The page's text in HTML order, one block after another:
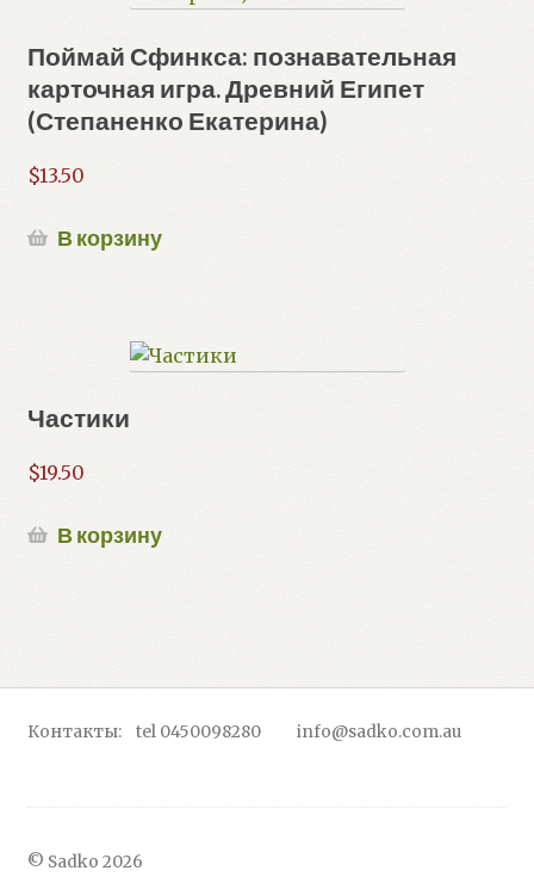
Поймай Сфинкса: познавательная
карточная игра. Древний Египет
(Степаненко Екатерина)
$13.50
В корзину
Частики
$19.50
В корзину
Контакты: tel 0450098280 info@sadko.com.au
© Sadko 2026